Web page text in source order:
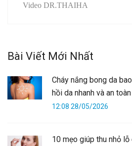
Video DR.THAIHA
Bài Viết Mới Nhất
Cháy nắng bong da
hồi da nhanh và an toàn
12:08 28/05/2026
10 mẹo giúp thu nhỏ